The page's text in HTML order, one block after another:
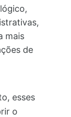
mais
de
esses
o